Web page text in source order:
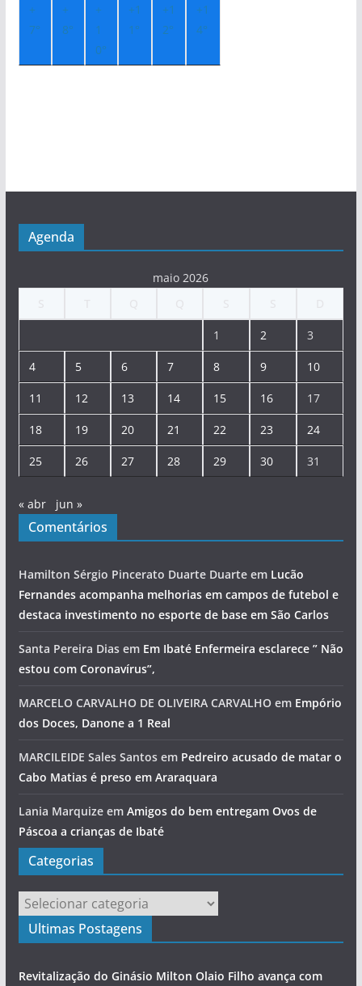
+
7°
+
8°
+
1
0°
+1
1°
+1
2°
+1
4°
Agenda
maio 2026
1 2 3
4 5 6 7 8 9 10
11 12 13 14 15 16 17
18 19 20 21 22 23 24
25 26 27 28 29 30 31
« abr jun »
Comentários
Hamilton Sérgio Pincerato Duarte Duarteem Lucão
Fernandes acompanha melhorias em campos de futebol e
destaca investimento no esporte de base em São Carlos
Santa Pereira Diasem Em Ibaté Enfermeira esclarece ” Não
estou com Coronavírus”,
MARCELO CARVALHO DE OLIVEIRA CARVALHOem Empório
dos Doces, Danone a 1 Real
MARCILEIDE Sales Santosem Pedreiro acusado de matar o
Cabo Matias é preso em Araraquara
Lania Marquizeem Amigos do bem entregam Ovos de
Páscoa a crianças de Ibaté
Categorias
Categorias
Ultimas Postagens
Revitalização do Ginásio Milton Olaio Filho avança com